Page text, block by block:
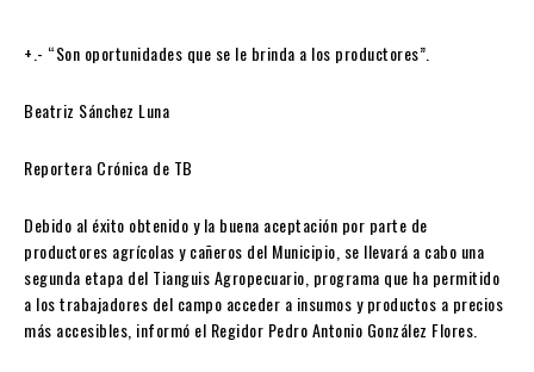
+.- “Son oportunidades que se le brinda a los productores”.
Beatriz Sánchez Luna
Reportera Crónica de TB
Debido al éxito obtenido y la buena aceptación por parte de
productores agrícolas y cañeros del Municipio, se llevará a cabo una
segunda etapa del Tianguis Agropecuario, programa que ha permitido
a los trabajadores del campo acceder a insumos y productos a precios
más accesibles, informó el Regidor Pedro Antonio González Flores.